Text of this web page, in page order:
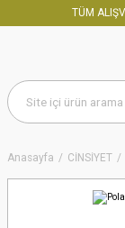
TÜM
Anasayfa CİNSİYET